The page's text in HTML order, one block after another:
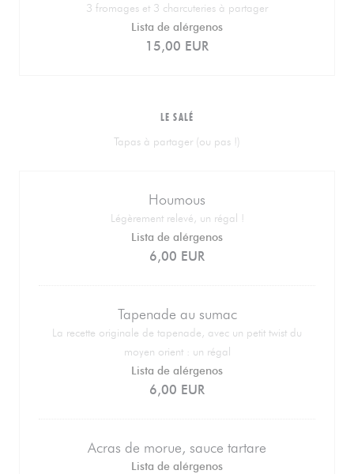
3 fromages et 3 charcuteries à partager
Lista de alérgenos
15,00 EUR
LE SALÉ
Tapas à partager (ou pas !)
Houmous
Légèrement relevé, un régal !
Lista de alérgenos
6,00 EUR
Tapenade au sumac
La recette originale de tapenade, avec un petit twist du
moyen orient : un régal
Lista de alérgenos
6,00 EUR
Acras de morue, sauce tartare
Lista de alérgenos